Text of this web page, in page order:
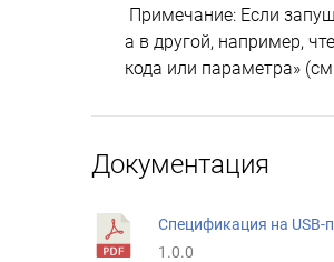
Примечание: Если
а в другой, например,
кода или параметра»
Документация
Спецификация на
1.0.0